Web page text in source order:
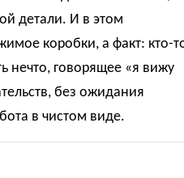
детали. И в этом
коробки, а факт: кто-
нечто, говорящее «я вижу
без ожидания
в чистом виде.